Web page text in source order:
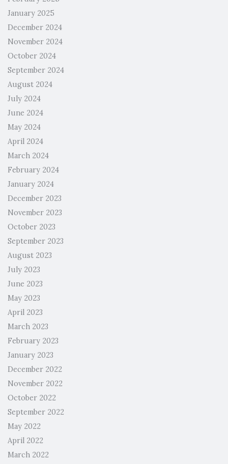
January 2025
December 2024
November 2024
October 2024
September 2024
August 2024
July 2024
June 2024
May 2024
April 2024
March 2024
February 2024
January 2024
December 2023
November 2023
October 2023
September 2023
August 2023
July 2023
June 2023
May 2023
April 2023
March 2023
February 2023
January 2023
December 2022
November 2022
October 2022
September 2022
May 2022
April 2022
March 2022